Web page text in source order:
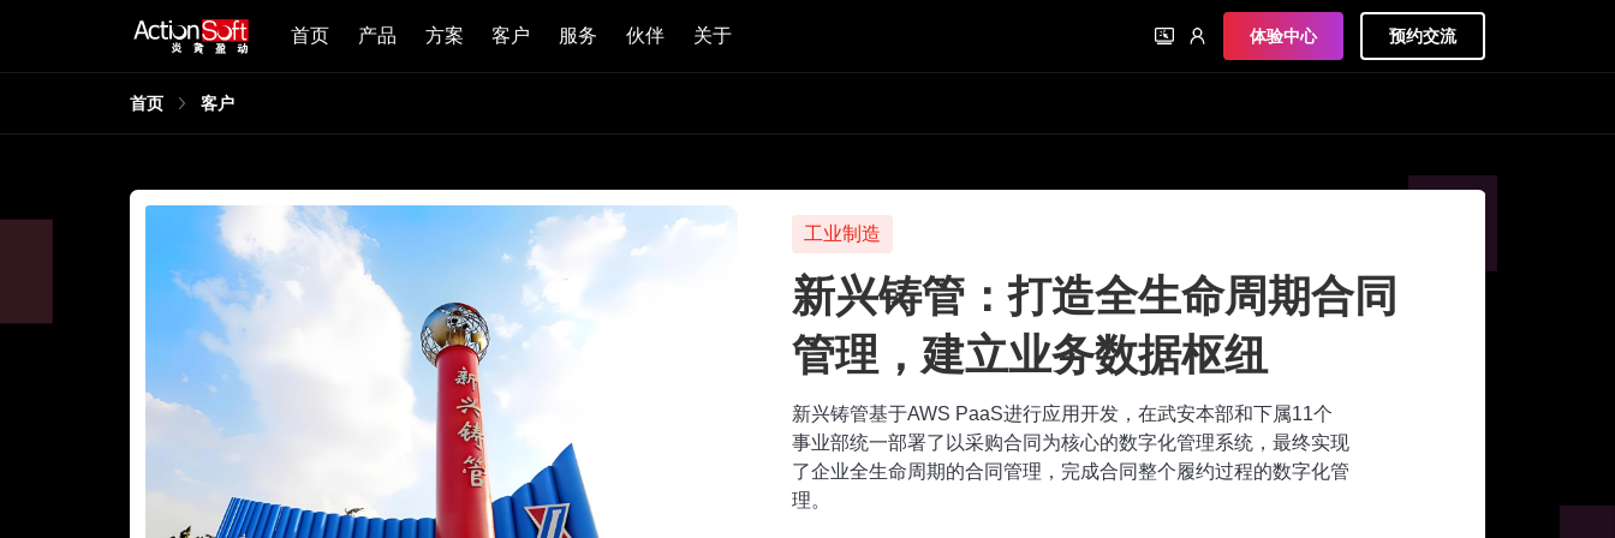
首页 产品 方案 客户 服务 伙伴 关于 体验中心 预约交流
首页 客户
工业制造
新兴铸管：打造全生命周期合同
管理，建立业务数据枢纽
新兴铸管基于AWS PaaS进行应用开发，在武安本部和下属11个
事业部统一部署了以采购合同为核心的数字化管理系统，最终实现
了企业全生命周期的合同管理，完成合同整个履约过程的数字化管
理。